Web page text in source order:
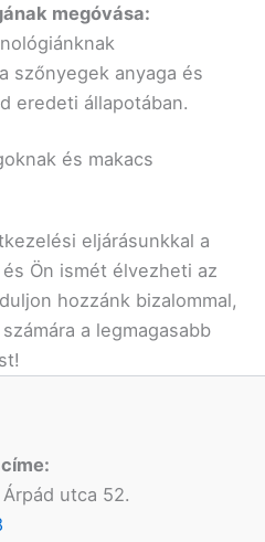
megóvása:
szőnyegek anyaga és
eredeti állapotában.
és makacs
eljárásunkkal a
Ön ismét élvezheti az
hozzánk bizalommal,
a legmagasabb
utca 52.